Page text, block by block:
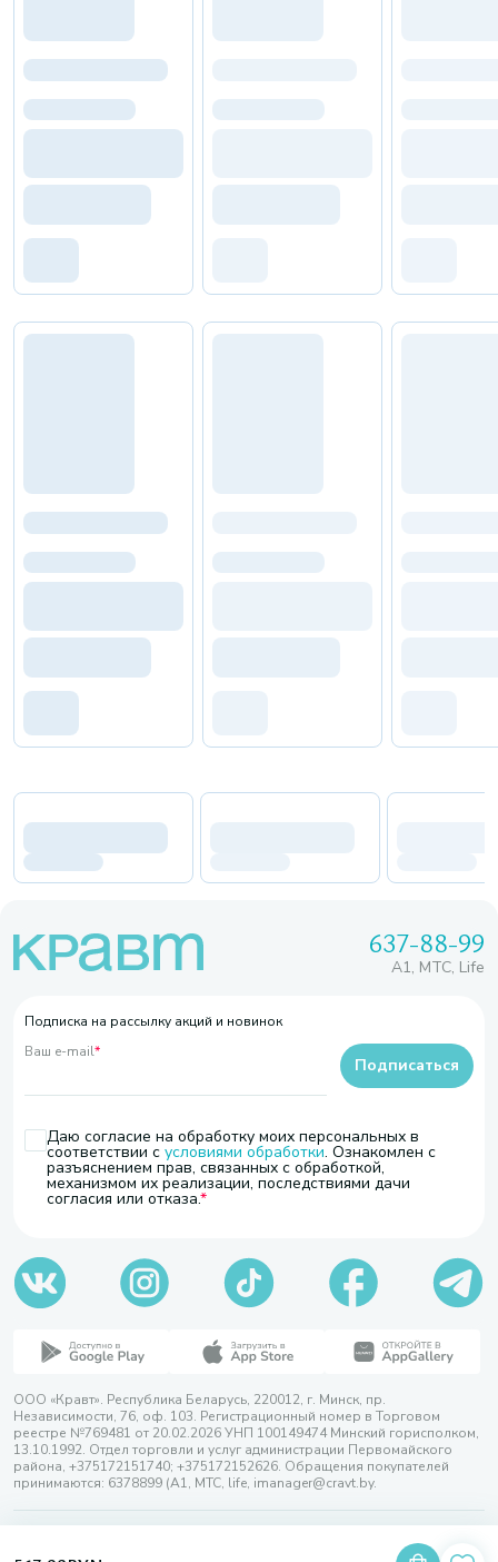
637-88-99
A1, МТС, Life
Подписка на рассылку акций и новинок
Ваш e-mail*
Даю согласие на обработку моих персональных в
соответствии с условиями обработки. Ознакомлен с
разъяснением прав, связанных с обработкой,
механизмом их реализации, последствиями дачи
согласия или отказа.
Подписаться
ООО «Кравт». Республика Беларусь, 220012, г. Минск, пр.
Независимости, 76, оф. 103. Регистрационный номер в Торговом
реестре №769481 от 20.02.2026 УНП 100149474 Минский горисполком,
13.10.1992. Отдел торговли и услуг администрации Первомайского
района, +375172151740; +375172152626. Обращения покупателей
принимаются: 6378899 (А1, МТС, life, imanager@cravt.by.